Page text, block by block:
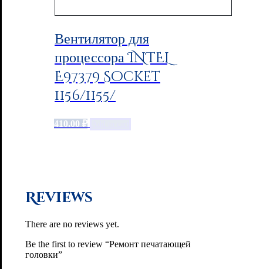
Вентилятор для
процессора INTEL
E97379 Socket
1156/1155/
410.00 ₽
Reviews
There are no reviews yet.
Be the first to review “Ремонт печатающей
головки”